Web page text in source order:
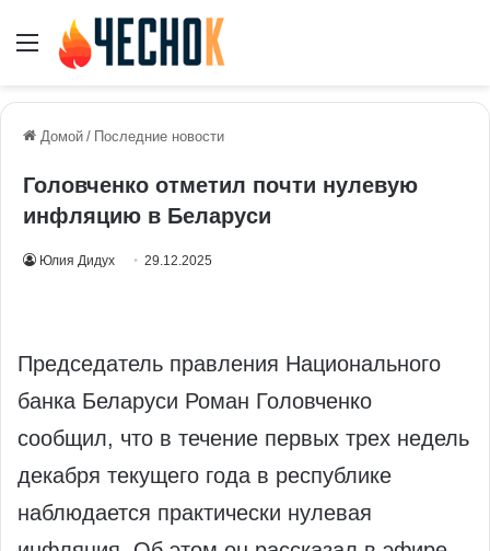
Меню
Домой / Последние новости
Головченко отметил почти нулевую
инфляцию в Беларуси
Юлия Дидух 29.12.2025
Председатель правления Национального
банка Беларуси Роман Головченко
сообщил, что в течение первых трех недель
декабря текущего года в республике
наблюдается практически нулевая